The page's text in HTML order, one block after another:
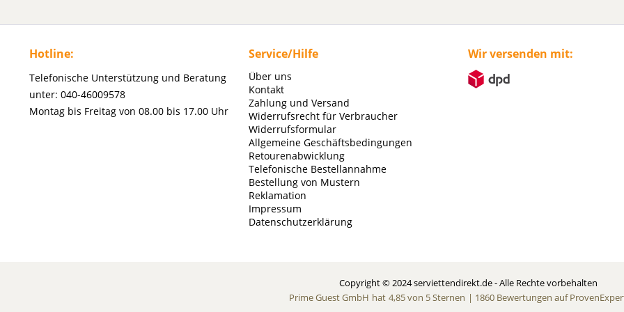
Hotline:
Telefonische Unterstützung und Beratung
unter: 040-46009578
Montag bis Freitag von 08.00 bis 17.00 Uhr
Service/Hilfe
Über uns
Kontakt
Zahlung und Versand
Widerrufsrecht für Verbraucher
Widerrufsformular
Allgemeine Geschäftsbedingungen
Retourenabwicklung
Telefonische Bestellannahme
Bestellung von Mustern
Reklamation
Impressum
Datenschutzerklärung
Wir versenden mit:
Copyright © 2024 serviettendirekt.de - Alle Rechte vorbehalten
Prime Guest GmbH hat 4,85von 5Sternen | 1860 Bewertungen auf